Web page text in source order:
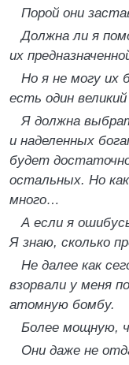
Порой они
Должна ли я
их
Но я не могу их
есть один
Я должна
и наделенных
будет
остальных. Но
много…
А если я
Я знаю, сколько
Не далее как
взорвали у меня
атомную бомбу.
Более мощную,
Они даже не